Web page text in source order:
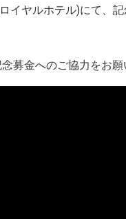
イヤルホテル)にて、
募金へのご協力をお願